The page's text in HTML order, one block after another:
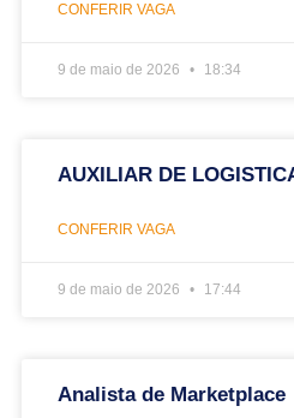
CONFERIR VAGA
9 de maio de 2026 18:34
AUXILIAR DE
CONFERIR VAGA
9 de maio de 2026 17:44
Analista de Marketplace